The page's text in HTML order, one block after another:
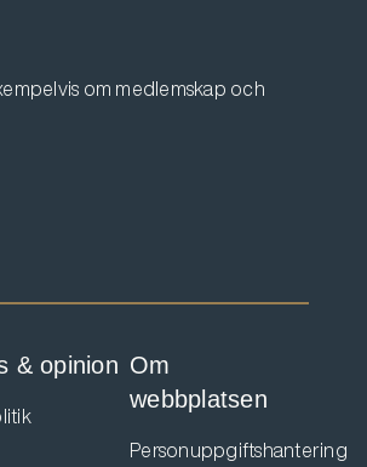
om medlemskap och
& opinion Om
webbplatsen
Personuppgiftshantering